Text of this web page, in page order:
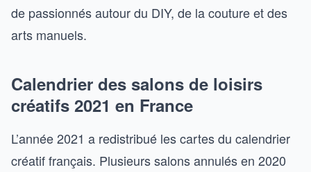
de passionnés autour du DIY, de la couture et des
arts manuels.
Calendrier des salons de loisirs
créatifs 2021 en France
L’année 2021 a redistribué les cartes du calendrier
créatif français. Plusieurs salons annulés en 2020